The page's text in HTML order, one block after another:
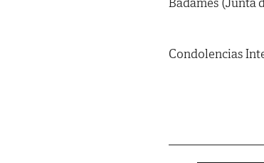
Condolencias